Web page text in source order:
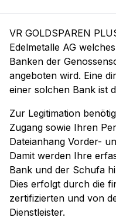
VR GOLDSPAREN
Edelmetalle AG
Banken der
angeboten wird. Eine
einer solchen Bank ist
Zur Legitimation
Zugang sowie Ihren
Dateianhang Vorder-
Damit werden Ihre
Bank und der Schufa
Dies erfolgt durch die
zertifizierten und von
Dienstleister.